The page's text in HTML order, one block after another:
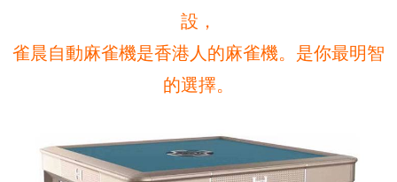
設，
雀晨自動麻雀機是香港人的麻雀機。是你最明智
的選擇。